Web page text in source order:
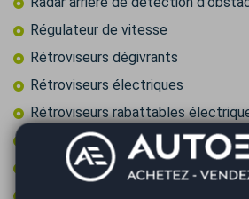
Régulateur de vitesse
Rétroviseurs dégivrants
Rétroviseurs électriques
Rétroviseurs rabattables
Roue secours tempo + kit outils
Vitres surteintées